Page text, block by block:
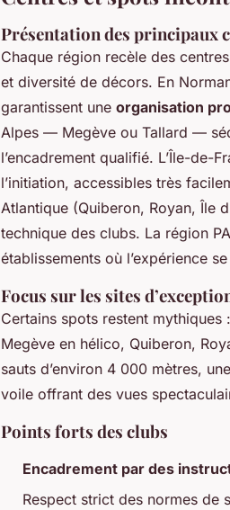
Présentation des principaux
Chaque région recèle des
et diversité de décors. En
garantissent une organisation
Alpes — Megève ou Tallard —
l’encadrement qualifié. L’Île-de-
l’initiation, accessibles très
Atlantique (Quiberon, Royan, Île
technique des clubs. La région
établissements où l’expérience
Focus sur les sites
Certains spots restent mythiques
Megève en hélico, Quiberon,
sauts d’environ 4 000 mètres,
voile offrant des vues
Points forts des clubs
Encadrement par des
Respect strict des normes de